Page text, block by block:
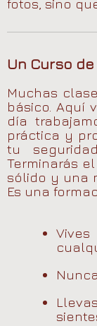
fotos, sino
Un Curso
Muchas
básico. Aquí
día
práctica y
tu
Terminarás
sólido y una
Es una